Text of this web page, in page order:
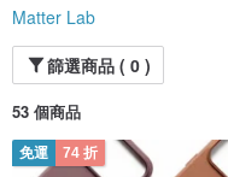
Matter Lab
篩選商品 ( 0 )
53 個商品
免運 74 折